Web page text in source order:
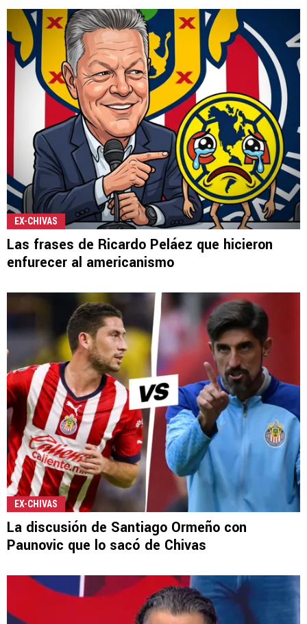
EX-CHIVAS
Las frases de Ricardo Peláez que hicieron
enfurecer al americanismo
EX-CHIVAS
La discusión de Santiago Ormeño con
Paunovic que lo sacó de Chivas